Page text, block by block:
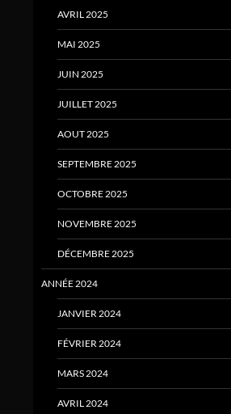
AVRIL 2025
MAI 2025
JUIN 2025
JUILLET 2025
AOUT 2025
SEPTEMBRE 2025
OCTOBRE 2025
NOVEMBRE 2025
DÉCEMBRE 2025
ANNÉE 2024
JANVIER 2024
FÉVRIER 2024
MARS 2024
AVRIL 2024